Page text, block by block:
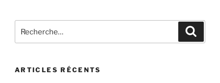
ARTICLES RÉCENTS